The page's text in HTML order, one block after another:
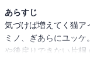
あらすじ
気づけば増えてく猫
ミノ、ぎあらにユッ
や後戻りできない片
され、気づけば周囲